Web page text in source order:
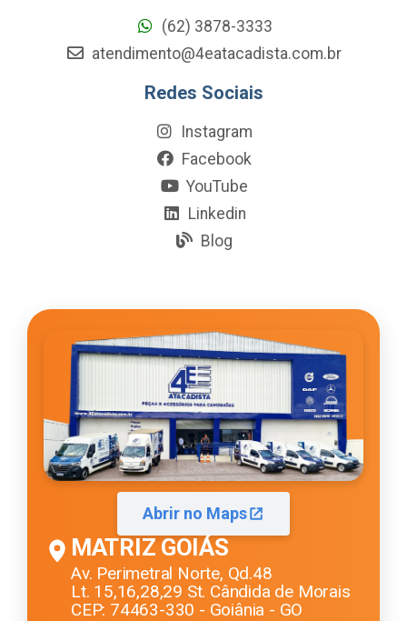
(62) 3878-3333
atendimento@4eatacadista.com.br
Redes Sociais
Instagram
Facebook
YouTube
Linkedin
Blog
Abrir no Maps
MATRIZ GOIÁS
Av. Perimetral Norte, Qd.48
Lt. 15,16,28,29 St. Cândida de Morais
CEP: 74463-330 - Goiânia - GO